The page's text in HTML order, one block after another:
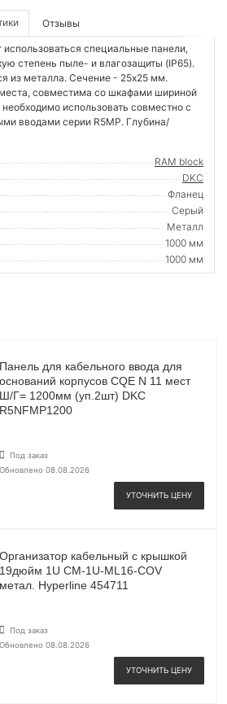
Отзывы
специальные панели,
степень пыле- и влагозащиты (IP65).
из металла. Сечение - 25х25 мм.
совместима со шкафами шириной
использовать совместно с
вводами серии R5MP. Глубина/
RAM block
DKC
Фланец
Серый
Металл
1000 мм
1000 мм
Панель для кабельного ввода для
оснований корпусов CQE N 11 мест
Ш/Г= 1200мм (уп.2шт) DKC
R5NFMP1200
Под заказ
Обновлено 08.08.2026
УТОЧНИТЬ ЦЕНУ
Организатор кабельный с крышкой
19дюйм 1U CM-1U-ML16-COV
метал. Hyperline 454711
Под заказ
Обновлено 08.08.2026
УТОЧНИТЬ ЦЕНУ